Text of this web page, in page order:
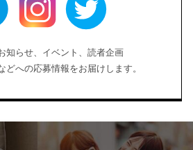
知らせ、イベント、読者企画
どへの応募情報をお届けします。